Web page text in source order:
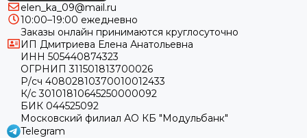
elen_ka_09@mail.ru
10:00–19:00 ежедневно
Заказы онлайн принимаются круглосуточно
ИП Дмитриева Елена Анатольевна
ИНН 505440874323
ОГРНИП 311501813700026
Р/сч 40802810370010012433
К/с 30101810645250000092
БИК 044525092
Московский филиал АО КБ "Модульбанк"
Telegram